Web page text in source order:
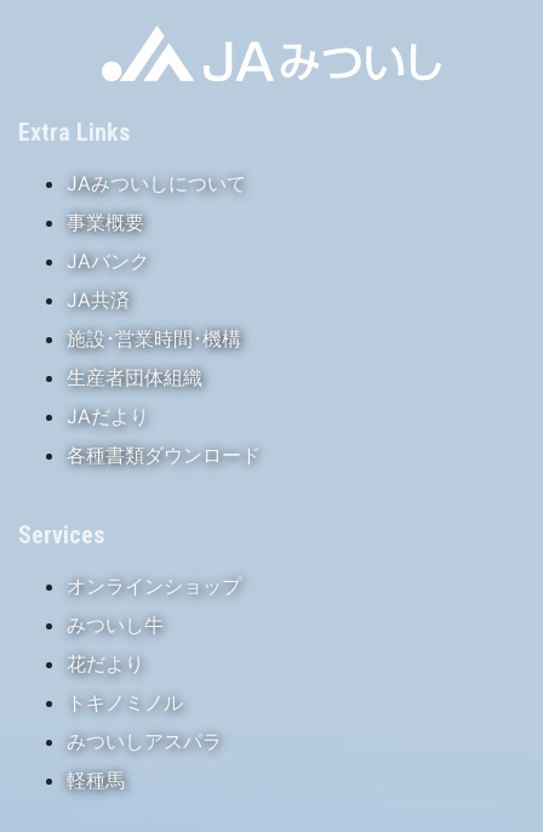
Extra Links
JAみついしについて
事業概要
JAバンク
JA共済
施設･営業時間･機構
生産者団体組織
JAだより
各種書類ダウンロード
Services
オンラインショップ
みついし牛
花だより
トキノミノル
みついしアスパラ
軽種馬